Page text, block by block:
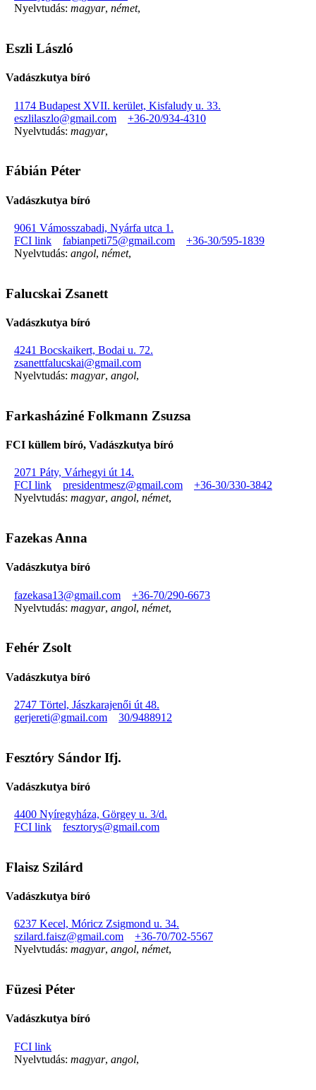
Nyelvtudás: magyar, német,
Eszli László
Vadászkutya bíró
1174 Budapest XVII. kerület, Kisfaludy u. 33.
eszlilaszlo@gmail.com
+36-20/934-4310
Nyelvtudás: magyar,
Fábián Péter
Vadászkutya bíró
9061 Vámosszabadi, Nyárfa utca 1.
FCI link
fabianpeti75@gmail.com
+36-30/595-1839
Nyelvtudás: angol, német,
Falucskai Zsanett
Vadászkutya bíró
4241 Bocskaikert, Bodai u. 72.
zsanettfalucskai@gmail.com
Nyelvtudás: magyar, angol,
Farkasháziné Folkmann Zsuzsa
FCI küllem bíró, Vadászkutya bíró
2071 Páty, Várhegyi út 14.
FCI link
presidentmesz@gmail.com
+36-30/330-3842
Nyelvtudás: magyar, angol, német,
Fazekas Anna
Vadászkutya bíró
fazekasa13@gmail.com
+36-70/290-6673
Nyelvtudás: magyar, angol, német,
Fehér Zsolt
Vadászkutya bíró
2747 Törtel, Jászkarajenői út 48.
gerjereti@gmail.com
30/9488912
Fesztóry Sándor Ifj.
Vadászkutya bíró
4400 Nyíregyháza, Görgey u. 3/d.
FCI link
fesztorys@gmail.com
Flaisz Szilárd
Vadászkutya bíró
6237 Kecel, Móricz Zsigmond u. 34.
szilard.faisz@gmail.com
+36-70/702-5567
Nyelvtudás: magyar, angol, német,
Füzesi Péter
Vadászkutya bíró
FCI link
Nyelvtudás: magyar, angol,